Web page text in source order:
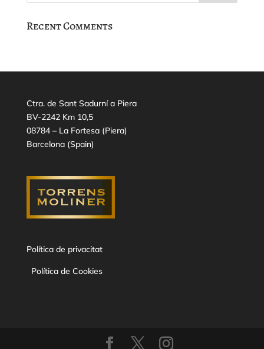
Recent Comments
Ctra. de Sant Sadurní a Piera
BV-2242 Km 10,5
08784 – La Fortesa (Piera)
Barcelona (Spain)
Política de privacitat
Política de Cookies